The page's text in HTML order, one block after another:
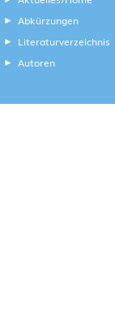
Abkürzungen
Literaturverzeichnis
Autoren